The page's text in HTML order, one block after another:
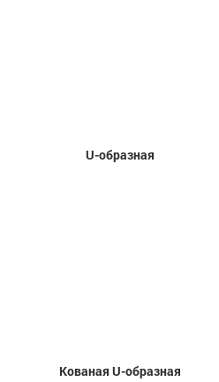
U-образная
Кованая U-образная